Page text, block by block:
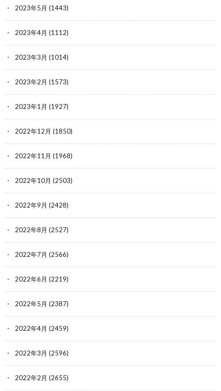
2023年5月 (1443)
2023年4月 (1112)
2023年3月 (1014)
2023年2月 (1573)
2023年1月 (1927)
2022年12月 (1850)
2022年11月 (1968)
2022年10月 (2503)
2022年9月 (2428)
2022年8月 (2527)
2022年7月 (2566)
2022年6月 (2219)
2022年5月 (2387)
2022年4月 (2459)
2022年3月 (2596)
2022年2月 (2655)